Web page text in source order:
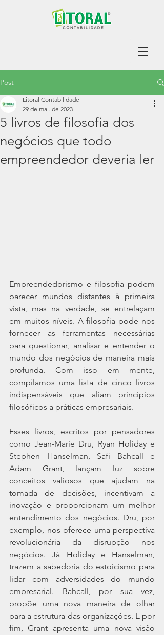
Post
5 livros de filosofia dos
negócios que todo
empreendedor deveria ler
Litoral Contabilidade
29 de mai. de 2023
Empreendedorismo e filosofia podem
parecer mundos distantes à primeira
vista, mas na verdade, se entrelaçam
em muitos níveis. A filosofia pode nos
fornecer as ferramentas necessárias
para questionar, analisar e entender o
mundo dos negócios de maneira mais
profunda. Com isso em mente,
compilamos uma lista de cinco livros
indispensáveis que aliam princípios
filosóficos a práticas empresariais.
Esses livros, escritos por pensadores
como Jean-Marie Dru, Ryan Holiday e
Stephen Hanselman, Safi Bahcall e
Adam Grant, lançam luz sobre
conceitos valiosos que ajudam na
tomada de decisões, incentivam a
inovação e proporcionam um melhor
entendimento dos negócios. Dru, por
exemplo, nos oferece uma perspectiva
revolucionária da disrupção nos
negócios. Já Holiday e Hanselman,
trazem a sabedoria do estoicismo para
lidar com adversidades do mundo
empresarial. Bahcall, por sua vez,
propõe uma nova maneira de olhar
para a estrutura das organizações. E por
fim, Grant apresenta uma nova visão